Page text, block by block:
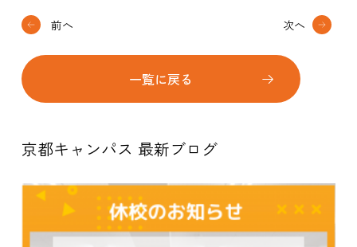
前へ
一覧に戻る
次へ
京都キャンパス 最新ブログ